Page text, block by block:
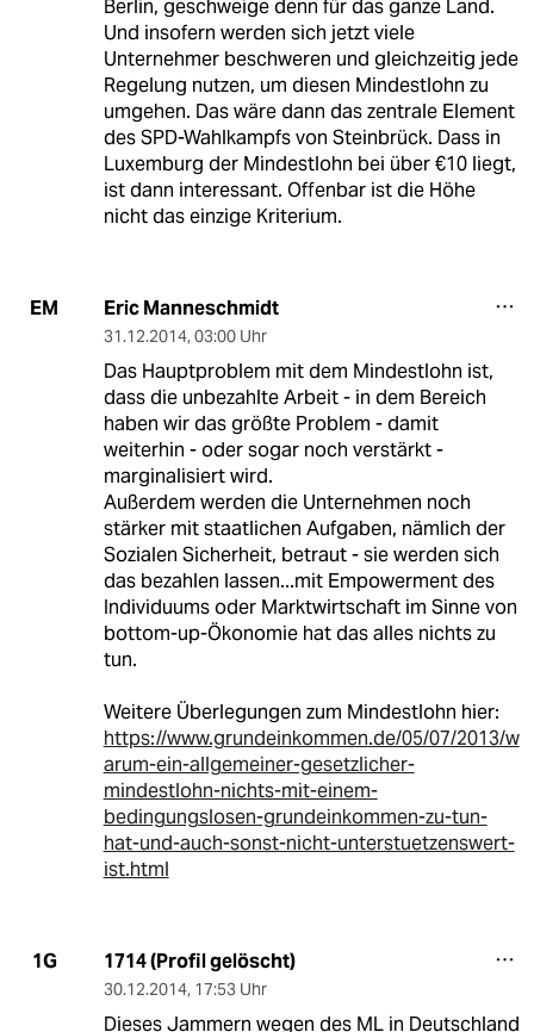
Berlin, geschweige denn für das ganze Land.
Und insofern werden sich jetzt viele
Unternehmer beschweren und gleichzeitig jede
Regelung nutzen, um diesen Mindestlohn zu
umgehen. Das wäre dann das zentrale Element
des SPD-Wahlkampfs von Steinbrück. Dass in
Luxemburg der Mindestlohn bei über €10 liegt,
ist dann interessant. Offenbar ist die Höhe
nicht das einzige Kriterium.
EM Eric Manneschmidt
31.12.2014, 03:00 Uhr
Das Hauptproblem mit dem Mindestlohn ist,
dass die unbezahlte Arbeit - in dem Bereich
haben wir das größte Problem - damit
weiterhin - oder sogar noch verstärkt -
marginalisiert wird.
Außerdem werden die Unternehmen noch
stärker mit staatlichen Aufgaben, nämlich der
Sozialen Sicherheit, betraut - sie werden sich
das bezahlen lassen...mit Empowerment des
Individuums oder Marktwirtschaft im Sinne von
bottom-up-Ökonomie hat das alles nichts zu
tun.
Weitere Überlegungen zum Mindestlohn hier:
https://www.grundeinkommen.de/05/07/2013/w
arum-ein-allgemeiner-gesetzlicher-
mindestlohn-nichts-mit-einem-
bedingungslosen-grundeinkommen-zu-tun-
hat-und-auch-sonst-nicht-unterstuetzenswert-
ist.html
1G 1714 (Profil gelöscht)
30.12.2014, 17:53 Uhr
Dieses Jammern wegen des ML in Deutschland